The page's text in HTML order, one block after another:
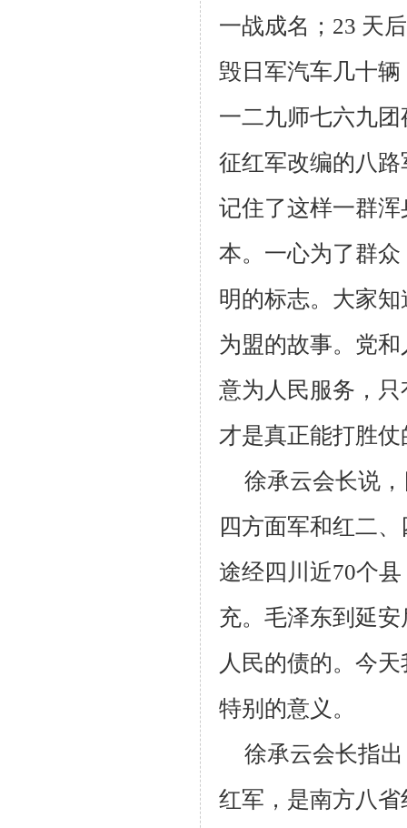
一战成名； 23 天
毁日军汽车几十
一二九师七六九
征红军改编的八
记住了这样一群
本。 一心为了群
明的标志。大家
为盟的故事。党
意为人民服务，
才是真正能打胜
徐承云会长说
四方面军和红二
途经四川近70个
充。毛泽东到延
人民的债的。今
特别的意义。
徐承云会长指
红军，是南方八